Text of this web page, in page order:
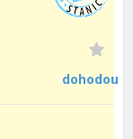
dohodou